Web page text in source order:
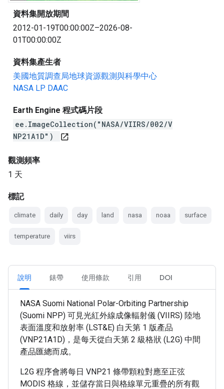
資料集開放期間
2012-01-19T00:00:00Z–2026-08-
01T00:00:00Z
資料集產生者
美國地質調查局地球資源觀測與科學中心
NASA LP DAAC
Earth Engine 程式碼片段
ee.ImageCollection("NASA/VIIRS/002/V
NP21A1D")
open_in_new
觀測頻率
1 天
標記
climate daily day land nasa noaa surface
temperature viirs
說明 錶帶 使用條款 引用 DOI
NASA Suomi National Polar-Orbiting Partnership
(Suomi NPP) 可見光紅外線成像輻射儀 (VIIRS) 陸地
表面溫度和放射率 (LST&E) 白天第 1 版產品
(VNP21A1D)，是每天從白天第 2 級格狀 (L2G) 中間
產品匯總而成。
L2G 程序會將每日 VNP21 條帶顆粒對應至正弦
MODIS 格線，並儲存當日與格線單元重疊的所有觀